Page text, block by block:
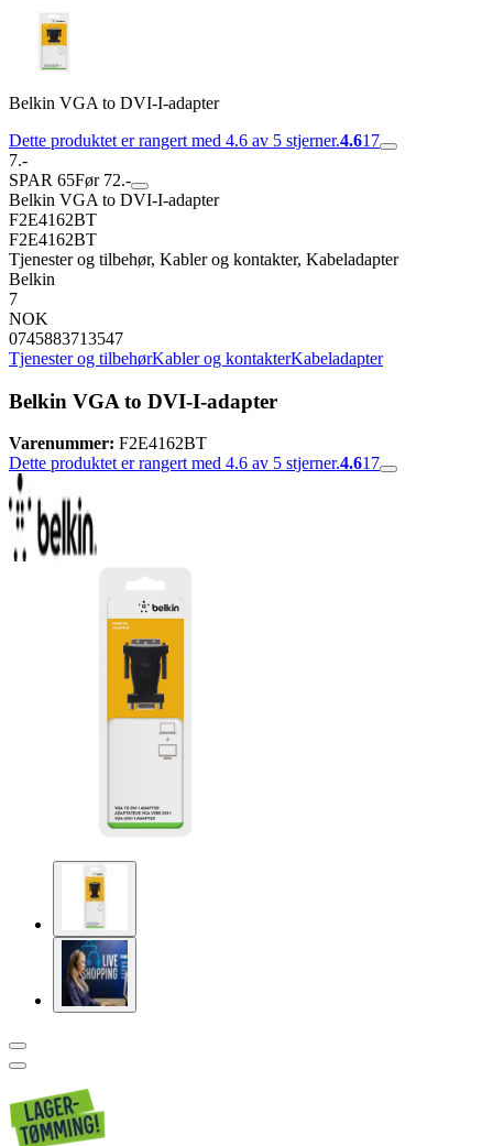
Belkin VGA to DVI-I-adapter
Dette produktet er rangert med 4.6 av 5 stjerner.4.617
7.-
SPAR 65Før 72.-
Belkin VGA to DVI-I-adapter
F2E4162BT
F2E4162BT
Tjenester og tilbehør, Kabler og kontakter, Kabeladapter
Belkin
7
NOK
0745883713547
Tjenester og tilbehørKabler og kontakterKabeladapter
Belkin VGA to DVI-I-adapter
Varenummer: F2E4162BT
Dette produktet er rangert med 4.6 av 5 stjerner.4.617